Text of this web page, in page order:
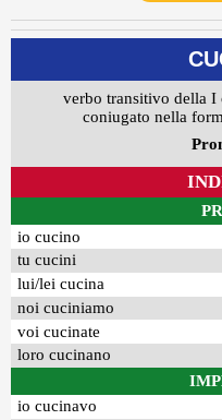
verbo transitivo della I
coniugato nella
io cucino
tu cucini
lui/lei cucina
noi cuciniamo
voi cucinate
loro cucinano
io cucinavo